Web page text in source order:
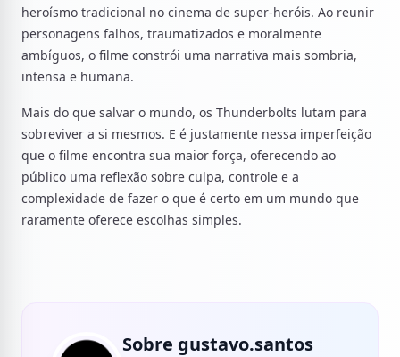
heroísmo tradicional no cinema de super-heróis. Ao reunir
personagens falhos, traumatizados e moralmente
ambíguos, o filme constrói uma narrativa mais sombria,
intensa e humana.
Mais do que salvar o mundo, os Thunderbolts lutam para
sobreviver a si mesmos. E é justamente nessa imperfeição
que o filme encontra sua maior força, oferecendo ao
público uma reflexão sobre culpa, controle e a
complexidade de fazer o que é certo em um mundo que
raramente oferece escolhas simples.
Sobre gustavo.santos